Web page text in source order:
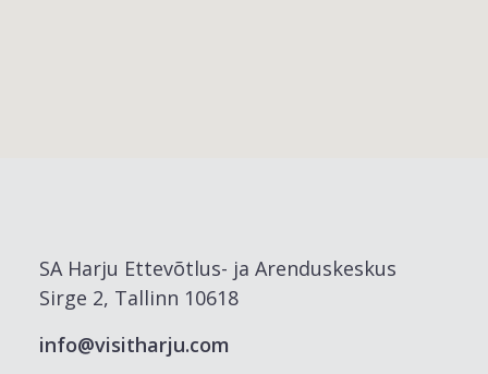
SA Harju Ettevõtlus- ja Arenduskeskus
Sirge 2, Tallinn 10618
info@visitharju.com